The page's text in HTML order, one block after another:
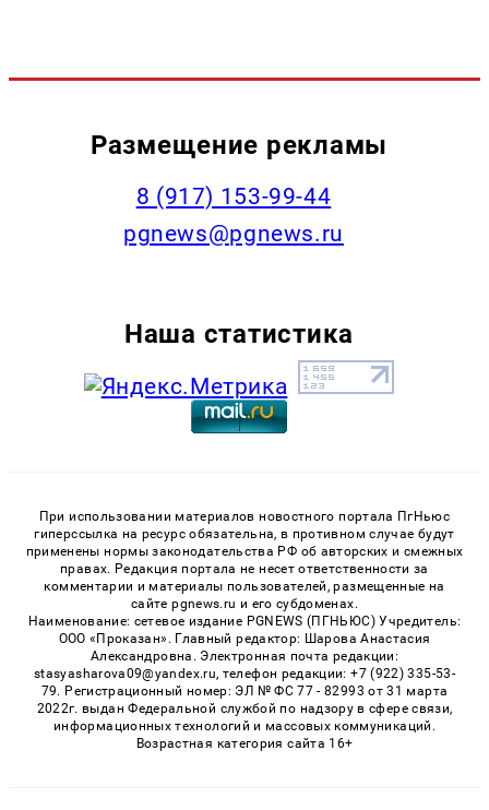
Размещение рекламы
‭8 (917) 153-99-44
pgnews@pgnews.ru
Наша статистика
При использовании материалов новостного портала ПгНьюс
гиперссылка на ресурс обязательна, в противном случае будут
применены нормы законодательства РФ об авторских и смежных
правах. Редакция портала не несет ответственности за
комментарии и материалы пользователей, размещенные на
сайте pgnews.ru и его субдоменах.
Наименование: сетевое издание PGNEWS (ПГНЬЮС) Учредитель:
ООО «Проказан». Главный редактор: Шарова Анастасия
Александровна. Электронная почта редакции:
stasyasharova09@yandex.ru, телефон редакции: +7 (922) 335-53-
79. Регистрационный номер: ЭЛ № ФС 77 - 82993 от 31 марта
2022г. выдан Федеральной службой по надзору в сфере связи,
информационных технологий и массовых коммуникаций.
Возрастная категория сайта 16+